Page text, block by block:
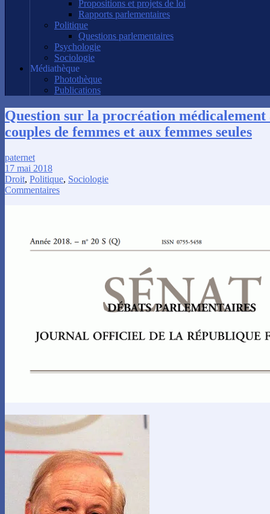
Propositions et projets de loi
Rapports parlementaires
Politique
Questions parlementaires
Psychologie
Sociologie
Médiathèque
Photothèque
Publications
Question sur la procréation médicalement
couples de femmes et aux femmes seules
paternet
17 mai 2018
Droit, Politique, Sociologie
Commentaires